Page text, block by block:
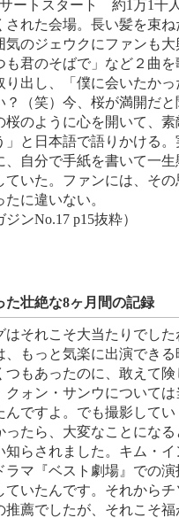
ートスタート 約1万1千
された会場。長い髪を束ね
気のジェウクにファンも大
も君のそばで」など２曲を
り出し、「僕に会いたかっ
？（笑）今、桜が満開だと
桜のように心を開いて、素
」と日本語で語りかける。
、自分で手紙を書いて一生
ていた。ファンには、その
に違いない。
ジンNo.17 p15抜粋）
た壮絶な8ヶ月間の記録
はそれこそ大当たりでした
、もっと気楽に出演できる
つもあったのに、敢えて険
クォン・サンウについては
んですよ。でも撮影してい
ったら、大変なことになる
知らされました。キム・イ
ラマ『ベスト劇場』での演
ていたんです。それからチ
推薦でしたが、それこそ福